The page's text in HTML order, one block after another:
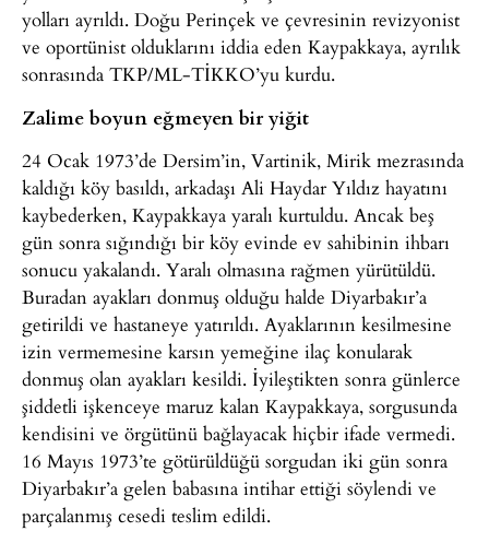
yolları ayrıldı. Doğu Perinçek ve çevresinin revizyonist
ve oportünist olduklarını iddia eden Kaypakkaya, ayrılık
sonrasında TKP/ML-TİKKO’yu kurdu.
Zalime boyun eğmeyen bir yiğit
24 Ocak 1973’de Dersim’in, Vartinik, Mirik mezrasında
kaldığı köy basıldı, arkadaşı Ali Haydar Yıldız hayatını
kaybederken, Kaypakkaya yaralı kurtuldu. Ancak beş
gün sonra sığındığı bir köy evinde ev sahibinin ihbarı
sonucu yakalandı. Yaralı olmasına rağmen yürütüldü.
Buradan ayakları donmuş olduğu halde Diyarbakır’a
getirildi ve hastaneye yatırıldı. Ayaklarının kesilmesine
izin vermemesine karsın yemeğine ilaç konularak
donmuş olan ayakları kesildi. İyileştikten sonra günlerce
şiddetli işkenceye maruz kalan Kaypakkaya, sorgusunda
kendisini ve örgütünü bağlayacak hiçbir ifade vermedi.
16 Mayıs 1973’te götürüldüğü sorgudan iki gün sonra
Diyarbakır’a gelen babasına intihar ettiği söylendi ve
parçalanmış cesedi teslim edildi.